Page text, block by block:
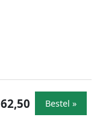
62,50 Bestel »